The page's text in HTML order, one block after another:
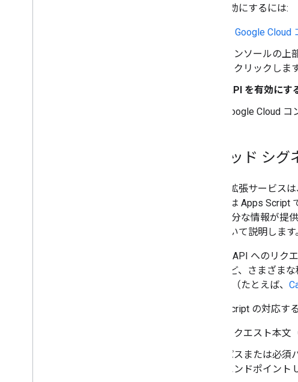
動で有効にするには:
** Google
コンソールの
らクリックします
API を有効にす
Google Cloud
メソッド シ
通常、拡張サービス
ネチャは Apps Script
のに 十分な情報が提
法について説明します
Google API へのリ
イルなど、さまざま
ッダー （たとえば、
Apps Script の対応す
リクエスト本文
パスまたは必
エンドポイント